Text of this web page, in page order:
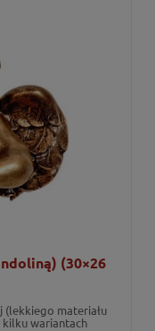
(30×26
(lekkiego materiału
kilku wariantach